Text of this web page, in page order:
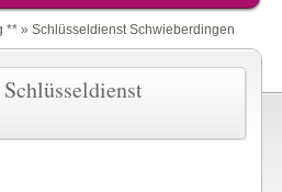
** » Schlüsseldienst Schwieberdingen